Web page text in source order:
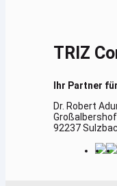
TRIZ
Ihr Partner
Dr. Robert
92237